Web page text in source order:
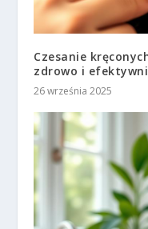
Czesanie
zdrowo i
26 września 2025